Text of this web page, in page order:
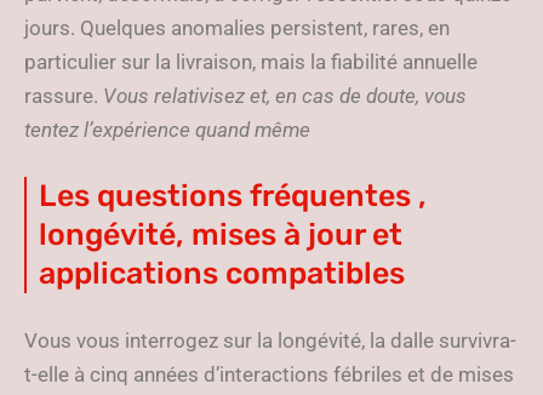
jours. Quelques anomalies persistent, rares, en
particulier sur la livraison, mais la fiabilité annuelle
rassure. Vous relativisez et, en cas de doute, vous
tentez l’expérience quand même
Les questions fréquentes ,
longévité, mises à jour et
applications compatibles
Vous vous interrogez sur la longévité, la dalle survivra-
t-elle à cinq années d’interactions fébriles et de mises